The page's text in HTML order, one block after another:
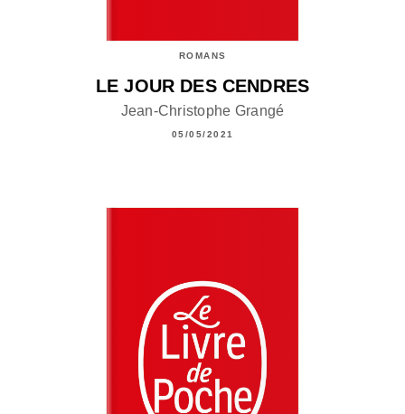
ROMANS
LE JOUR DES CENDRES
Jean-Christophe Grangé
05/05/2021